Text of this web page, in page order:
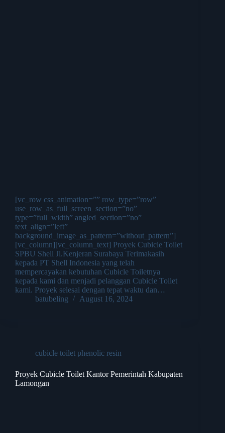
[vc_row css_animation=”” row_type=”row”
use_row_as_full_screen_section=”no”
type=”full_width” angled_section=”no”
text_align=”left”
background_image_as_pattern=”without_pattern”]
[vc_column][vc_column_text] Proyek Cubicle Toilet
SPBU Shell Jl.Kenjeran Surabaya Terimakasih
kepada PT Shell Indonesia yang telah
mempercayakan kebutuhan Cubicle Toiletnya
kepada kami dan menjadi pelanggan Cubicle Toilet
kami. Proyek selesai dengan tepat waktu dan…
batubeling
August 16, 2024
cubicle toilet phenolic resin
Proyek Cubicle Toilet Kantor Pemerintah Kabupaten
Lamongan